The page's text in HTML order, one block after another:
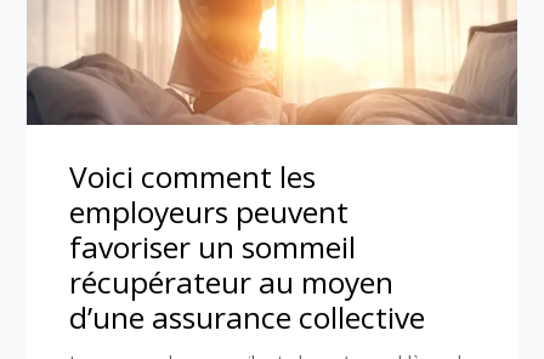
Voici comment les
employeurs peuvent
favoriser un sommeil
récupérateur au moyen
d’une assurance collective